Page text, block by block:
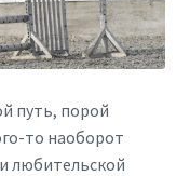
путь, порой
то наоборот
любительской